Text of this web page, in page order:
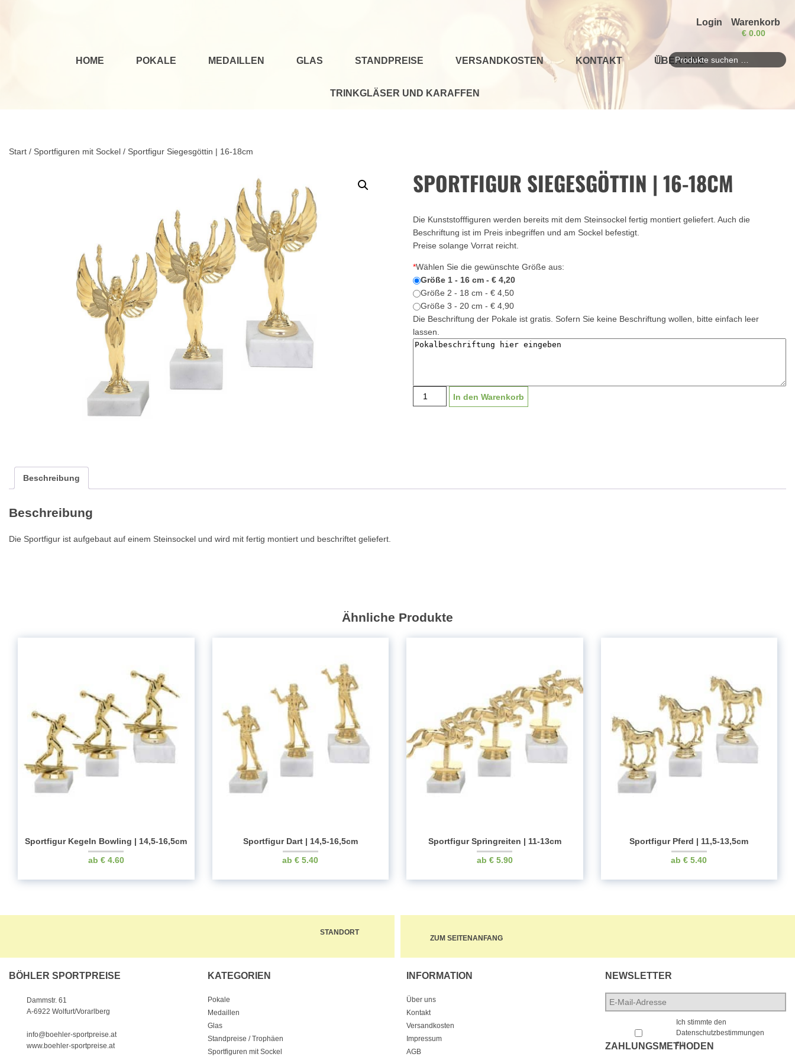
Login Warenkorb
€ 0.00
HOME POKALE MEDAILLEN GLAS STANDPREISE VERSANDKOSTEN KONTAKT ÜBER UNS
TRINKGLÄSER UND KARAFFEN
Suchen
Start / Sportfiguren mit Sockel / Sportfigur Siegesgöttin | 16-18cm
SPORTFIGUR SIEGESGÖTTIN | 16-18CM
Die Kunststofffiguren werden bereits mit dem Steinsockel fertig montiert geliefert. Auch die
Beschriftung ist im Preis inbegriffen und am Sockel befestigt.
Preise solange Vorrat reicht.
*Wählen Sie die gewünschte Größe aus:
Größe 1 - 16 cm - € 4,20
Größe 2 - 18 cm - € 4,50
Größe 3 - 20 cm - € 4,90
Die Beschriftung der Pokale ist gratis. Sofern Sie keine Beschriftung wollen, bitte einfach leer
lassen.
Sportfigur
Siegesgöttin
In den Warenkorb
Beschreibung
Beschreibung
Die Sportfigur ist aufgebaut auf einem Steinsockel und wird mit fertig montiert und beschriftet geliefert.
Ähnliche Produkte
Sportfigur Kegeln Bowling | 14,5-16,5cm
€4.60
Sportfigur Dart | 14,5-16,5cm
€ 5.40
Sportfigur Springreiten | 11-13cm
€5.90
Sportfigur Pferd | 11,5-13,5cm
€ 5.40
STANDORT
ZUM SEITENANFANG
BÖHLER SPORTPREISE
Dammstr. 61
A-6922 Wolfurt/Vorarlberg
info@boehler-sportpreise.at
www.boehler-sportpreise.at
KATEGORIEN
Pokale
Medaillen
Glas
Standpreise / Trophäen
Sportfiguren mit Sockel
INFORMATION
Über uns
Kontakt
Versandkosten
Impressum
AGB
NEWSLETTER
E-
Mail-
Ich stimmte den
Datenschutzbestimmungen
zu.
ZAHLUNGSMETHODEN